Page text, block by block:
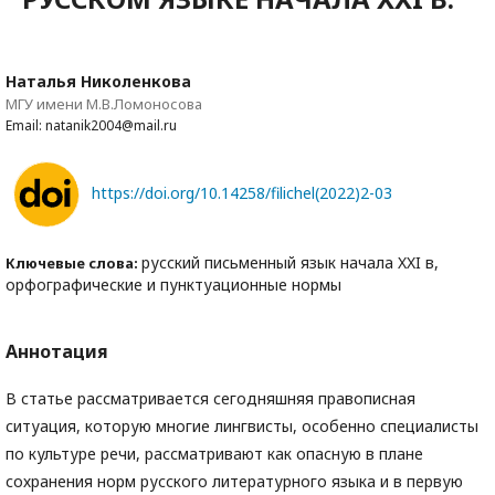
Наталья Николенкова
МГУ имени М.В.Ломоносова
Email: natanik2004@mail.ru
https://doi.org/10.14258/filichel(2022)2-03
Ключевые слова: русский письменный язык начала XXI в,
орфографические и пунктуационные нормы
Аннотация
В статье рассматривается сегодняшняя правописная
ситуация, которую многие лингвисты, особенно специалисты
по культуре речи, рассматривают как опасную в плане
сохранения норм русского литературного языка и в первую